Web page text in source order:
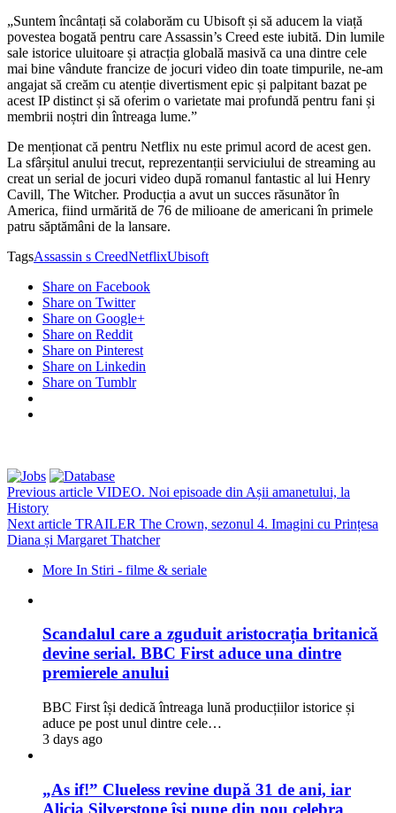
„Suntem încântați să colaborăm cu Ubisoft și să aducem la viață
povestea bogată pentru care Assassin’s Creed este iubită. Din lumile
sale istorice uluitoare și atracția globală masivă ca una dintre cele
mai bine vândute francize de jocuri video din toate timpurile, ne-am
angajat să creăm cu atenție divertisment epic și palpitant bazat pe
acest IP distinct și să oferim o varietate mai profundă pentru fani și
membrii noștri din întreaga lume.”
De menționat că pentru Netflix nu este primul acord de acest gen.
La sfârșitul anului trecut, reprezentanții serviciului de streaming au
creat un serial de jocuri video după romanul fantastic al lui Henry
Cavill, The Witcher. Producția a avut un succes răsunător în
America, fiind urmărită de 76 de milioane de americani în primele
patru săptămâni de la lansare.
TagsAssassin s CreedNetflixUbisoft
Share on Facebook
Share on Twitter
Share on Google+
Share on Reddit
Share on Pinterest
Share on Linkedin
Share on Tumblr
Previous article VIDEO. Noi episoade din Așii amanetului, la
History
Next article TRAILER The Crown, sezonul 4. Imagini cu Prințesa
Diana și Margaret Thatcher
More In Stiri - filme & seriale
Scandalul care a zguduit aristocrația britanică
devine serial. BBC First aduce una dintre
premierele anului
BBC First își dedică întreaga lună producțiilor istorice și
aduce pe post unul dintre cele…
3 days ago
„As if!” Clueless revine după 31 de ani, iar
Alicia Silverstone își pune din nou celebra